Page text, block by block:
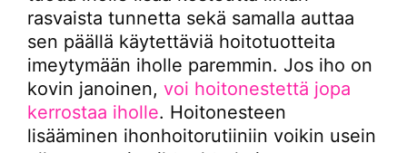
rasvaista tunnetta sekä samalla auttaa
sen päällä käytettäviä hoitotuotteita
imeytymään iholle paremmin. Jos iho on
kovin janoinen, voi hoitonestettä jopa
kerrostaa iholle. Hoitonesteen
lisääminen ihonhoitorutiiniin voikin usein